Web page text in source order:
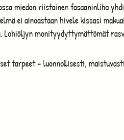
miedon riistainen fasaaninliha
ei ainoastaan hivele kissasi
Lohiöljyn monityydyttymättömät
tarpeet – luonnollisesti,